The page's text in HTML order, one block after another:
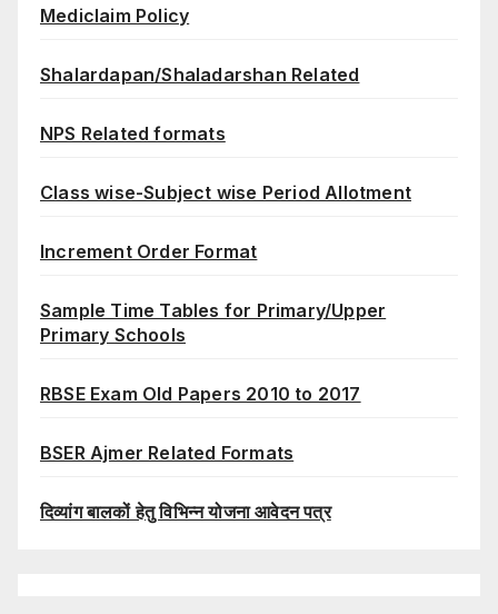
Mediclaim Policy
Shalardapan/Shaladarshan Related
NPS Related formats
Class wise-Subject wise Period Allotment
Increment Order Format
Sample Time Tables for Primary/Upper
Primary Schools
RBSE Exam Old Papers 2010 to 2017
BSER Ajmer Related Formats
दिव्यांग बालकों हेतु विभिन्न योजना आवेदन पत्र